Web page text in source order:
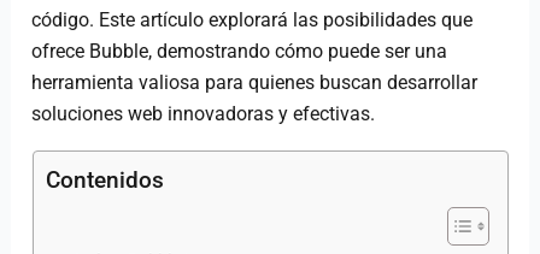
código. Este artículo explorará las posibilidades que
ofrece Bubble, demostrando cómo puede ser una
herramienta valiosa para quienes buscan desarrollar
soluciones web innovadoras y efectivas.
Contenidos